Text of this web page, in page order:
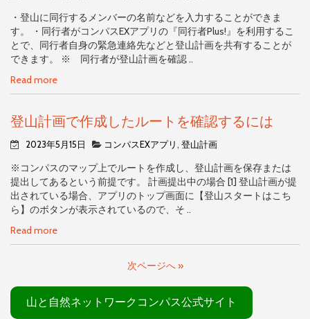
・登山に同行するメンバーの名前などを入力することができま
す。 ・同行者がコンパスEXアプリの『同行者Plus!』を利用するこ
とで、同行者自身の緊急連絡先などと登山計画を共有することが
できます。 ※ 同行者が登山計画を確認 ..
Read more
登山計画で作成したルートを確認するには
2023年5月15日 コンパスEXアプリ , 登山計画
※コンパスのマップ上でルートを作成し、登山計画を保存または
提出してあるという前提です。 計画提出中の場合 [1] 登山計画が提
出されている場合、アプリのトップ画面に【登山スタートはこち
ら】のボタンが表示されているので、そ ..
Read more
次ページへ »
山と自然ネットワークコンパス公式サイト